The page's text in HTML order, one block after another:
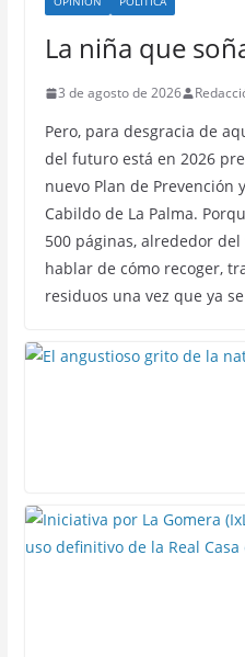
La niña que
3 de agosto de 2026
Pero, para desgracia de
del futuro está en 2026
nuevo Plan de Prevención
Cabildo de La Palma.
500 páginas, alrededor
hablar de cómo recoger,
residuos una vez que ya